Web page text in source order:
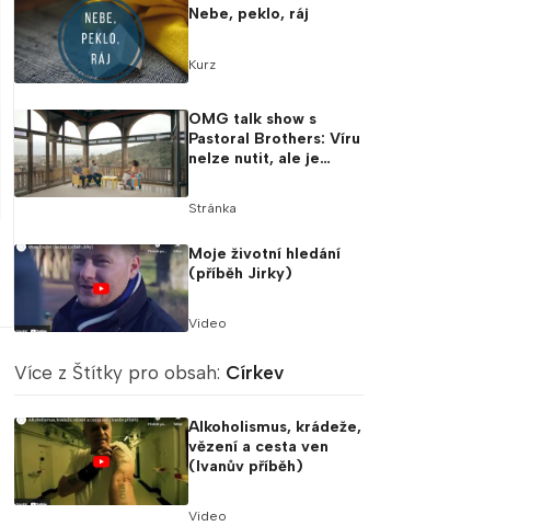
Nebe, peklo, ráj
Kurz
OMG talk show s
Pastoral Brothers: Víru
nelze nutit, ale je
Stránka
Moje životní hledání
(příběh Jirky)
Video
Více z Štítky pro obsah: Církev
Alkoholismus, krádeže,
vězení a cesta ven
(Ivanův příběh)
Video